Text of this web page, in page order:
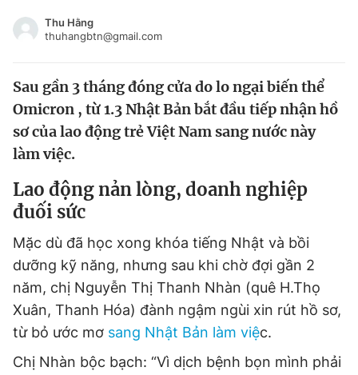
Chào ngày mới
Tin thị trường Tin 360
Video Magazine
Sản phẩm khác
Thông tin tòa soạn Liên hệ quảng cáo
Tin đã xem
Thu Hằng
thuhangbtn@gmail.com
Sau gần 3 tháng đóng cửa do lo ngại biến thể
Omicron , từ 1.3 Nhật Bản bắt đầu tiếp nhận hồ
sơ của lao động trẻ Việt Nam sang nước này
làm việc.
Lao động nản lòng, doanh nghiệp
đuối sức
Mặc dù đã học xong khóa tiếng Nhật và bồi
dưỡng kỹ năng, nhưng sau khi chờ đợi gần 2
năm, chị Nguyễn Thị Thanh Nhàn (quê H.Thọ
Xuân, Thanh Hóa) đành ngậm ngùi xin rút hồ sơ,
từ bỏ ước mơ sang Nhật Bản làm việc.
Chị Nhàn bộc bạch: “Vì dịch bệnh bọn mình phải